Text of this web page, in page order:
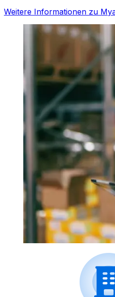
Weitere Informationen zu